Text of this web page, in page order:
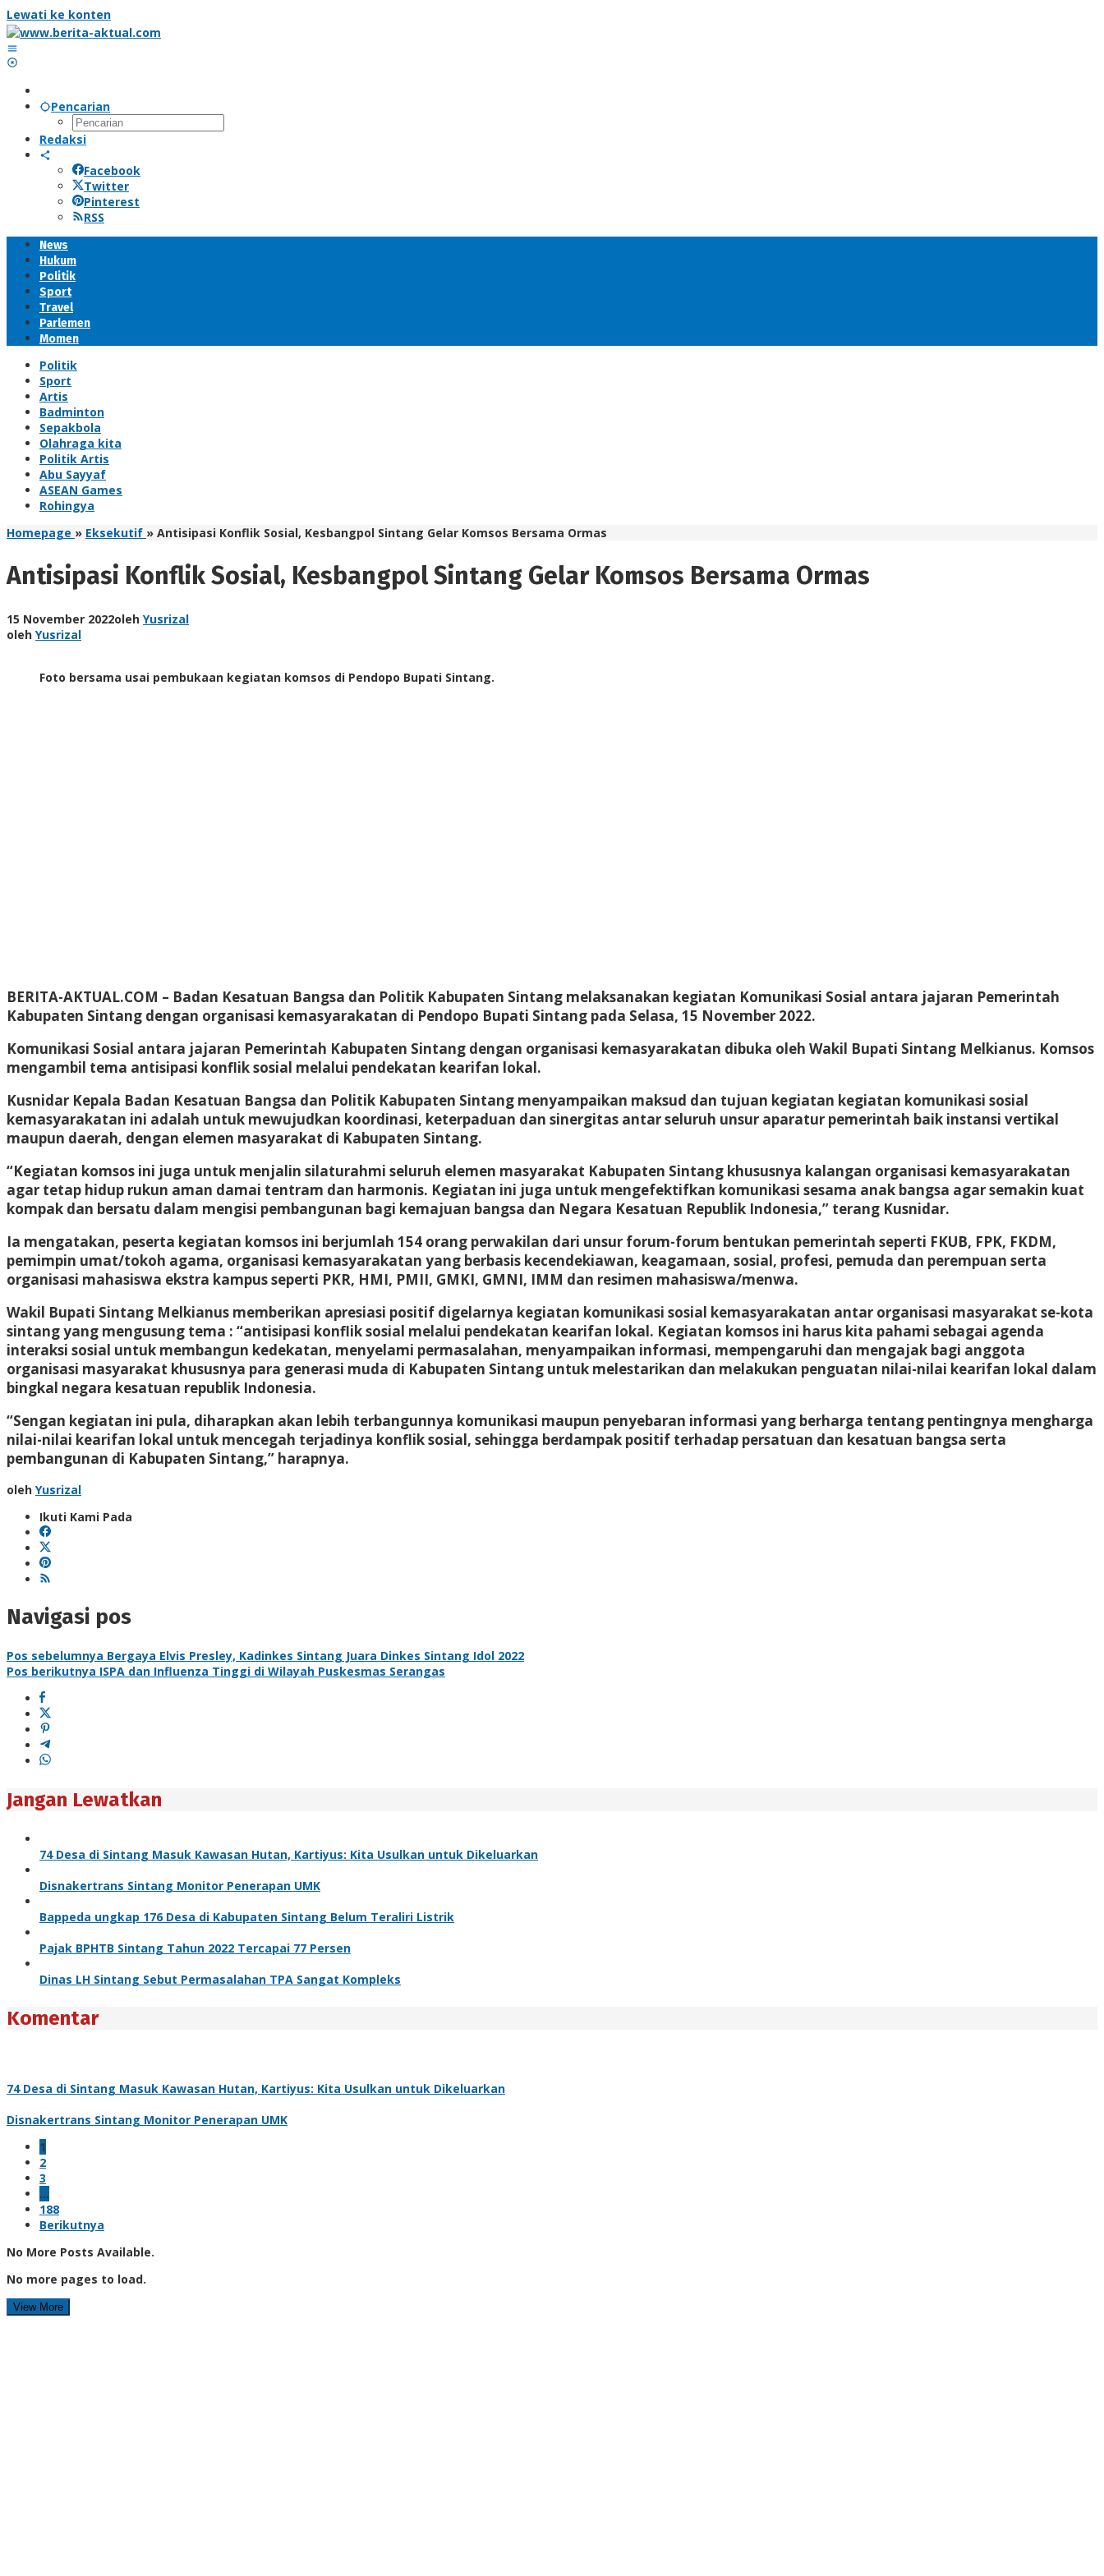
Lewati ke konten
Pencarian
Redaksi
Facebook
Twitter
Pinterest
RSS
News
Hukum
Politik
Sport
Travel
Parlemen
Momen
Politik
Sport
Artis
Badminton
Sepakbola
Olahraga kita
Politik Artis
Abu Sayyaf
ASEAN Games
Rohingya
Homepage » Eksekutif » Antisipasi Konflik Sosial, Kesbangpol Sintang Gelar Komsos Bersama Ormas
Antisipasi Konflik Sosial, Kesbangpol Sintang Gelar Komsos Bersama Ormas
15 November 2022oleh Yusrizal
oleh Yusrizal
Foto bersama usai pembukaan kegiatan komsos di Pendopo Bupati Sintang.
BERITA-AKTUAL.COM – Badan Kesatuan Bangsa dan Politik Kabupaten Sintang melaksanakan kegiatan Komunikasi Sosial antara jajaran Pemerintah
Kabupaten Sintang dengan organisasi kemasyarakatan di Pendopo Bupati Sintang pada Selasa, 15 November 2022.
Komunikasi Sosial antara jajaran Pemerintah Kabupaten Sintang dengan organisasi kemasyarakatan dibuka oleh Wakil Bupati Sintang Melkianus. Komsos
mengambil tema antisipasi konflik sosial melalui pendekatan kearifan lokal.
Kusnidar Kepala Badan Kesatuan Bangsa dan Politik Kabupaten Sintang menyampaikan maksud dan tujuan kegiatan kegiatan komunikasi sosial
kemasyarakatan ini adalah untuk mewujudkan koordinasi, keterpaduan dan sinergitas antar seluruh unsur aparatur pemerintah baik instansi vertikal
maupun daerah, dengan elemen masyarakat di Kabupaten Sintang.
“Kegiatan komsos ini juga untuk menjalin silaturahmi seluruh elemen masyarakat Kabupaten Sintang khususnya kalangan organisasi kemasyarakatan
agar tetap hidup rukun aman damai tentram dan harmonis. Kegiatan ini juga untuk mengefektifkan komunikasi sesama anak bangsa agar semakin kuat
kompak dan bersatu dalam mengisi pembangunan bagi kemajuan bangsa dan Negara Kesatuan Republik Indonesia,” terang Kusnidar.
Ia mengatakan, peserta kegiatan komsos ini berjumlah 154 orang perwakilan dari unsur forum-forum bentukan pemerintah seperti FKUB, FPK, FKDM,
pemimpin umat/tokoh agama, organisasi kemasyarakatan yang berbasis kecendekiawan, keagamaan, sosial, profesi, pemuda dan perempuan serta
organisasi mahasiswa ekstra kampus seperti PKR, HMI, PMII, GMKI, GMNI, IMM dan resimen mahasiswa/menwa.
Wakil Bupati Sintang Melkianus memberikan apresiasi positif digelarnya kegiatan komunikasi sosial kemasyarakatan antar organisasi masyarakat se-kota
sintang yang mengusung tema : “antisipasi konflik sosial melalui pendekatan kearifan lokal. Kegiatan komsos ini harus kita pahami sebagai agenda
interaksi sosial untuk membangun kedekatan, menyelami permasalahan, menyampaikan informasi, mempengaruhi dan mengajak bagi anggota
organisasi masyarakat khususnya para generasi muda di Kabupaten Sintang untuk melestarikan dan melakukan penguatan nilai-nilai kearifan lokal dalam
bingkal negara kesatuan republik Indonesia.
“Sengan kegiatan ini pula, diharapkan akan lebih terbangunnya komunikasi maupun penyebaran informasi yang berharga tentang pentingnya mengharga
nilai-nilai kearifan lokal untuk mencegah terjadinya konflik sosial, sehingga berdampak positif terhadap persatuan dan kesatuan bangsa serta
pembangunan di Kabupaten Sintang,” harapnya.
oleh Yusrizal
Ikuti Kami Pada
Navigasi pos
Pos sebelumnya Bergaya Elvis Presley, Kadinkes Sintang Juara Dinkes Sintang Idol 2022
Pos berikutnya ISPA dan Influenza Tinggi di Wilayah Puskesmas Serangas
Jangan Lewatkan
74 Desa di Sintang Masuk Kawasan Hutan, Kartiyus: Kita Usulkan untuk Dikeluarkan
Disnakertrans Sintang Monitor Penerapan UMK
Bappeda ungkap 176 Desa di Kabupaten Sintang Belum Teraliri Listrik
Pajak BPHTB Sintang Tahun 2022 Tercapai 77 Persen
Dinas LH Sintang Sebut Permasalahan TPA Sangat Kompleks
Komentar
74 Desa di Sintang Masuk Kawasan Hutan, Kartiyus: Kita Usulkan untuk Dikeluarkan
Disnakertrans Sintang Monitor Penerapan UMK
1
2
3
…
188
Berikutnya
No More Posts Available.
No more pages to load.
View More